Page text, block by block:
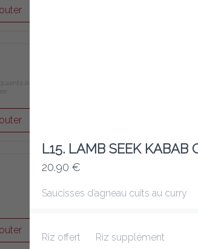
à la farine de
Assortiment
L15. LAMB SEEK KABAB
20.90 €
Saucisses d’agneau cuits au curry
Riz offert Riz supplément